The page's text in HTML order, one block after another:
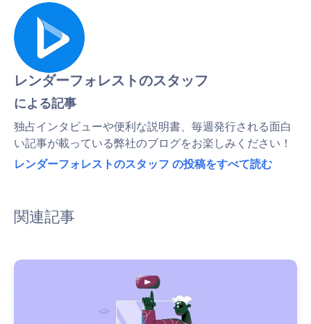
レンダーフォレストのスタッフ
による記事
独占インタビューや便利な説明書、毎週発行される面白
い記事が載っている弊社のブログをお楽しみください！
レンダーフォレストのスタッフ の投稿をすべて読む
関連記事